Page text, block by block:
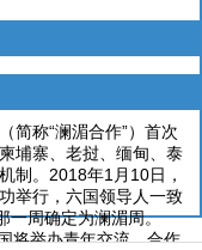
称“澜湄合作”）首次
埔寨、老挝、缅甸、泰
制。2018年1月10日，
举行，六国领导人一致
一周确定为澜湄周。
举办青年交流、合作